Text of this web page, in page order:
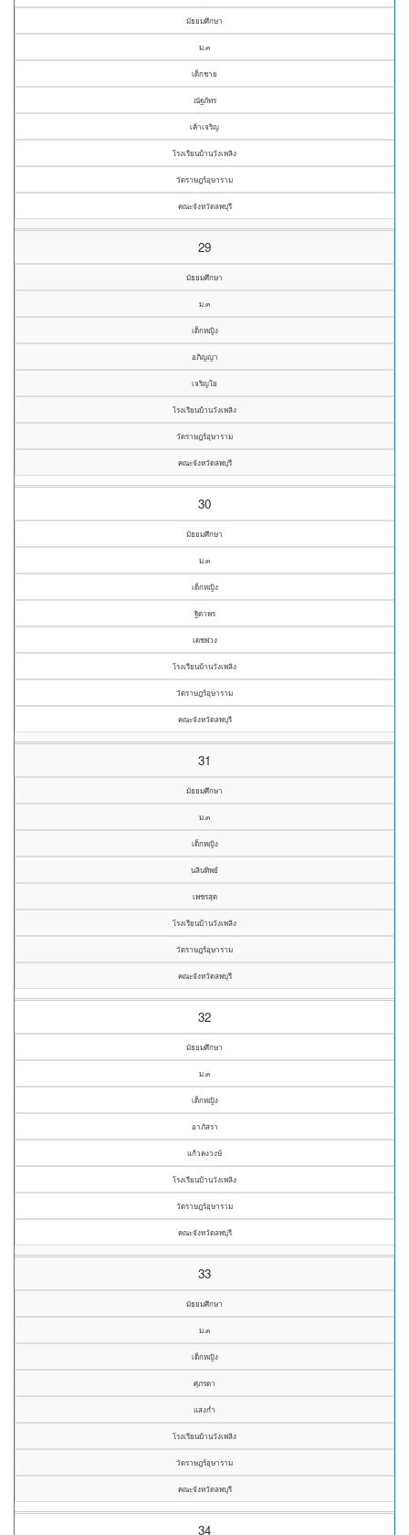
มัธยมศึกษา
ม.๓
เด็กชาย
ณัฐภัทร
เค้าเจริญ
โรงเรียนบ้านวังเพลิง
วัดราษฎร์อุษาราม
คณะจังหวัดลพบุรี
29
มัธยมศึกษา
ม.๓
เด็กหญิง
อภิญญา
เจริญใย
โรงเรียนบ้านวังเพลิง
วัดราษฎร์อุษาราม
คณะจังหวัดลพบุรี
30
มัธยมศึกษา
ม.๓
เด็กหญิง
ฐิตาพร
เดชพ่วง
โรงเรียนบ้านวังเพลิง
วัดราษฎร์อุษาราม
คณะจังหวัดลพบุรี
31
มัธยมศึกษา
ม.๓
เด็กหญิง
นลินทิพย์
เพชรสุด
โรงเรียนบ้านวังเพลิง
วัดราษฎร์อุษาราม
คณะจังหวัดลพบุรี
32
มัธยมศึกษา
ม.๓
เด็กหญิง
อาภัสรา
แก้วคงวงษ์
โรงเรียนบ้านวังเพลิง
วัดราษฎร์อุษาราม
คณะจังหวัดลพบุรี
33
มัธยมศึกษา
ม.๓
เด็กหญิง
ศุภรดา
แสงก่ำ
โรงเรียนบ้านวังเพลิง
วัดราษฎร์อุษาราม
คณะจังหวัดลพบุรี
34